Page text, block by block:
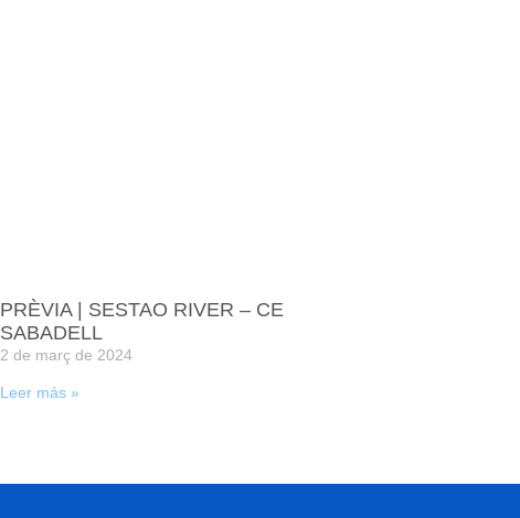
PRÈVIA | SESTAO RIVER – CE
SABADELL
2 de març de 2024
Leer más »